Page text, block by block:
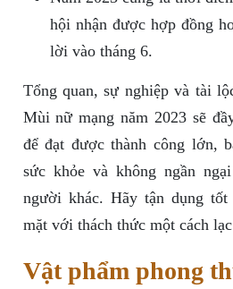
hội nhận được hợp đồng
lời vào tháng 6.
Tổng quan, sự nghiệp và tài
Mùi nữ mạng năm 2023 sẽ
để đạt được thành công lớn,
sức khỏe và không ngần
người khác. Hãy tận dụng
mặt với thách thức một cách
Vật phẩm phong